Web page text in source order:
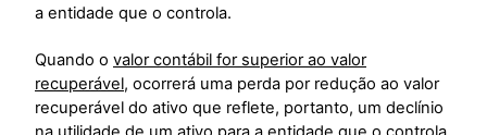
a entidade que o controla.
Quando o valor contábil for superior ao valor
recuperável, ocorrerá uma perda por redução ao valor
recuperável do ativo que reflete, portanto, um declínio